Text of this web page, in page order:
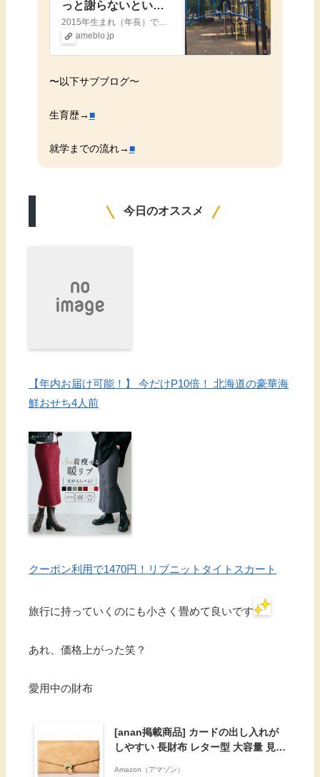
っと謝らないといけ
ないのか』
2015年生まれ（年長）で中度知的障害（IQ39→2021.9診断）を伴う自閉スペクトラム症の娘の日常、あとは母のダイエットや愚痴、就学についてなど色々書いて…
ameblo.jp
〜以下サブブログ〜
生育歴→■
就学までの流れ→■
今日のオススメ
【年内お届け可能！】 今だけP10倍！ 北海道の豪華海
鮮おせち4人前
クーポン利用で1470円！リブニットタイトスカート
旅行に持っていくのにも小さく畳めて良いです
あれ、価格上がった笑？
愛用中の財布
[anan掲載商品] カードの出し入れが
しやすい 長財布 レター型 大容量 見や
Amazon（アマゾン）